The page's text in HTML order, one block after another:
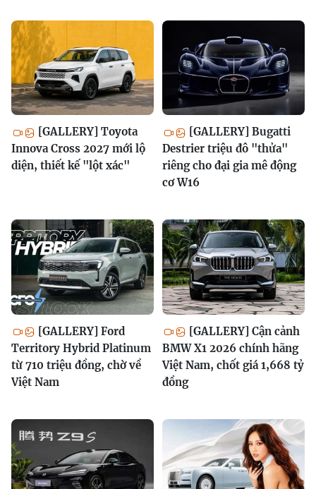
[GALLERY] Toyota
Innova Cross 2027 mới lộ
diện, thiết kế "lột xác"
[GALLERY] Bugatti
Destrier triệu đô "thửa"
riêng cho đại gia mê động
cơ W16
[GALLERY] Ford
Territory Hybrid Platinum
từ 710 triệu đồng, chờ về
Việt Nam
[GALLERY] Cận cảnh
BMW X1 2026 chính hãng
Việt Nam, chốt giá 1,668 tỷ
đồng